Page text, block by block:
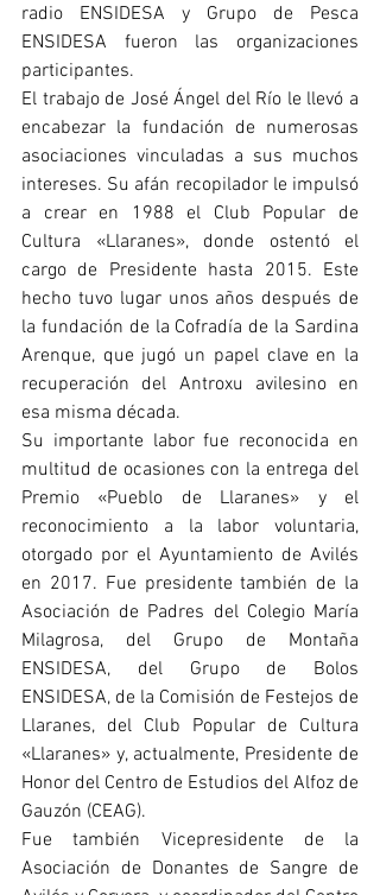
radio ENSIDESA y Grupo de Pesca
ENSIDESA fueron las organizaciones
participantes.
El trabajo de José Ángel del Río le llevó a
encabezar la fundación de numerosas
asociaciones vinculadas a sus muchos
intereses. Su afán recopilador le impulsó
a crear en 1988 el Club Popular de
Cultura «Llaranes», donde ostentó el
cargo de Presidente hasta 2015. Este
hecho tuvo lugar unos años después de
la fundación de la Cofradía de la Sardina
Arenque, que jugó un papel clave en la
recuperación del Antroxu avilesino en
esa misma década.
Su importante labor fue reconocida en
multitud de ocasiones con la entrega del
Premio «Pueblo de Llaranes» y el
reconocimiento a la labor voluntaria,
otorgado por el Ayuntamiento de Avilés
en 2017. Fue presidente también de la
Asociación de Padres del Colegio María
Milagrosa, del Grupo de Montaña
ENSIDESA, del Grupo de Bolos
ENSIDESA, de la Comisión de Festejos de
Llaranes, del Club Popular de Cultura
«Llaranes» y, actualmente, Presidente de
Honor del Centro de Estudios del Alfoz de
Gauzón (CEAG).
Fue también Vicepresidente de la
Asociación de Donantes de Sangre de